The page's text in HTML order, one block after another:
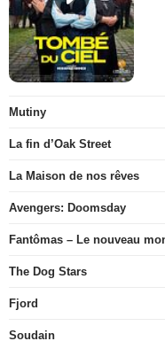
Mutiny
La fin d’Oak Street
La Maison de nos rêves
Avengers: Doomsday
Fantômas – Le nouveau
The Dog Stars
Fjord
Soudain